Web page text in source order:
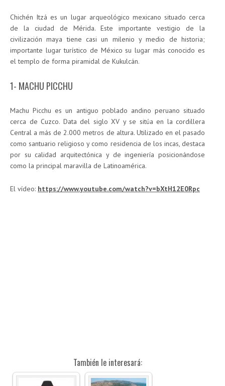
Chichén Itzá es un lugar arqueológico mexicano situado cerca
de la ciudad de Mérida. Este importante vestigio de la
civilización maya tiene casi un milenio y medio de historia;
importante lugar turístico de México su lugar más conocido es
el templo de forma piramidal de Kukulcán.
1- MACHU PICCHU
Machu Picchu es un antiguo poblado andino peruano situado
cerca de Cuzco. Data del siglo XV y se sitúa en la cordillera
Central a más de 2.000 metros de altura. Utilizado en el pasado
como santuario religioso y como residencia de los incas, destaca
por su calidad arquitectónica y de ingeniería posicionándose
como la principal maravilla de Latinoamérica.
El vídeo: https://www.youtube.com/watch?v=bXtH12E0Rpc
También le interesará: